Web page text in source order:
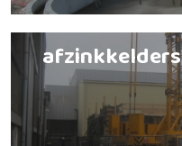
afzinkkelders